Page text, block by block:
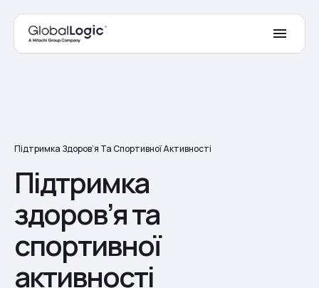
Підтримка Здоров’я Та Спортивної Активності
Підтримка
здоров’я та
спортивної
активності